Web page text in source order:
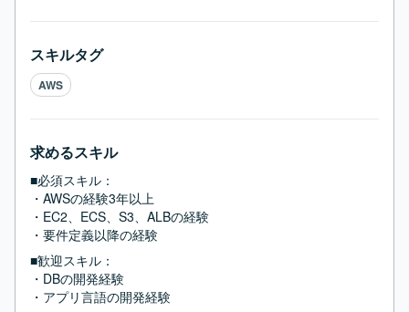
スキルタグ
AWS
求めるスキル
■必須スキル：
・AWSの経験3年以上
・EC2、ECS、S3、ALBの経験
・要件定義以降の経験
■歓迎スキル：
・DBの開発経験
・アプリ言語の開発経験